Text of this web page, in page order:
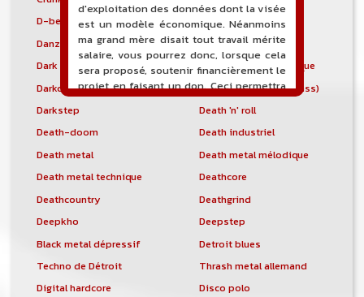
D-beat
Dangdut
Danzón
Dark ambient
Dark electro
Dark wave néo-classique
Darkcore
Darkcore (drum and bass)
Darkstep
Death 'n' roll
Death-doom
Death industriel
Death metal
Death metal mélodique
Death metal technique
Deathcore
Deathcountry
Deathgrind
Deepkho
Deepstep
Black metal dépressif
Detroit blues
Techno de Détroit
Thrash metal allemand
Digital hardcore
Disco polo
d'exploitation des données dont la visée
est un modèle économique. Néanmoins
ma grand mère disait tout travail mérite
salaire, vous pourrez donc, lorsque cela
sera proposé, soutenir financièrement le
projet en faisant un don. Ceci permettra
de financer l'hébergement, le nom de
domaine, les heures de maintenance et
de développement du site, et peut-être
une campagne de communication. Il va
de soit que l'ensemble de la
comptabilité sera totalement publique
visible directement sur le site.
Un nouveau service de petites annonces
pour musicien vous est proposé sur le
site. Ce service permet, lorsque vous
êtes musiciens ou un groupe, un
orchestre, DJ, etc... de chercher un/des